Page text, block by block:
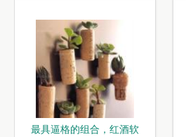
最具逼格的组合，红酒软